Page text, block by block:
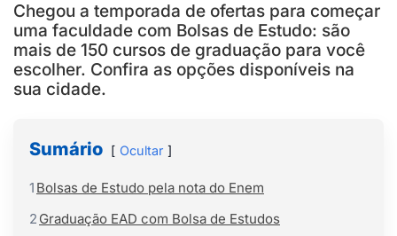
Chegou a temporada de ofertas para começar
uma faculdade com Bolsas de Estudo: são
mais de 150 cursos de graduação para você
escolher. Confira as opções disponíveis na
sua cidade.
Sumário Ocultar
1 Bolsas de Estudo pela nota do Enem
2 Graduação EAD com Bolsa de Estudos